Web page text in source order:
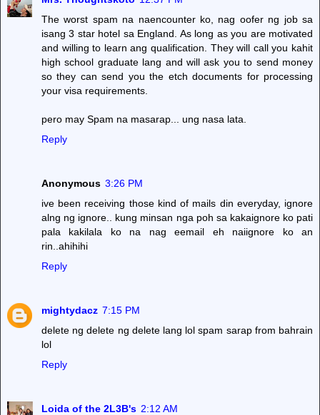
The worst spam na naencounter ko, nag oofer ng job sa
isang 3 star hotel sa England. As long as you are motivated
and willing to learn ang qualification. They will call you kahit
high school graduate lang and will ask you to send money
so they can send you the etch documents for processing
your visa requirements.
pero may Spam na masarap... ung nasa lata.
Reply
Anonymous 3:26 PM
ive been receiving those kind of mails din everyday, ignore
alng ng ignore.. kung minsan nga poh sa kakaignore ko pati
pala kakilala ko na nag eemail eh naiignore ko an
rin..ahihihi
Reply
mightydacz 7:15 PM
delete ng delete ng delete lang lol spam sarap from bahrain
lol
Reply
Loida of the 2L3B's 2:12 AM